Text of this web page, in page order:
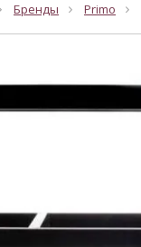
Бренды Primo